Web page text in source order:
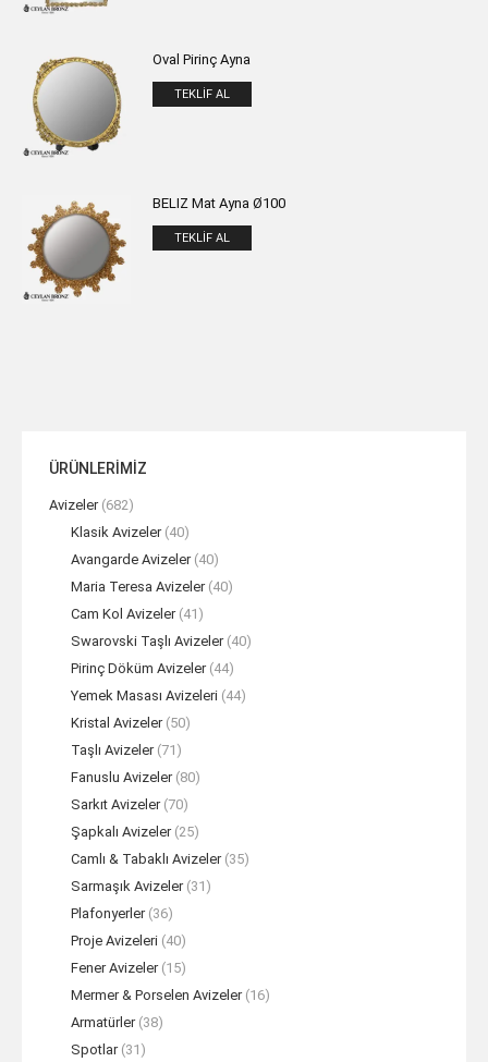
Oval Pirinç Ayna
TEKLIF AL
BELIZ Mat Ayna Ø100
TEKLIF AL
ÜRÜNLERİMİZ
Avizeler (682)
Klasik Avizeler (40)
Avangarde Avizeler (40)
Maria Teresa Avizeler (40)
Cam Kol Avizeler (41)
Swarovski Taşlı Avizeler (40)
Pirinç Döküm Avizeler (44)
Yemek Masası Avizeleri (44)
Kristal Avizeler (50)
Taşlı Avizeler (71)
Fanuslu Avizeler (80)
Sarkıt Avizeler (70)
Şapkalı Avizeler (25)
Camlı & Tabaklı Avizeler (35)
Sarmaşık Avizeler (31)
Plafonyerler (36)
Proje Avizeleri (40)
Fener Avizeler (15)
Mermer & Porselen Avizeler (16)
Armatürler (38)
Spotlar (31)